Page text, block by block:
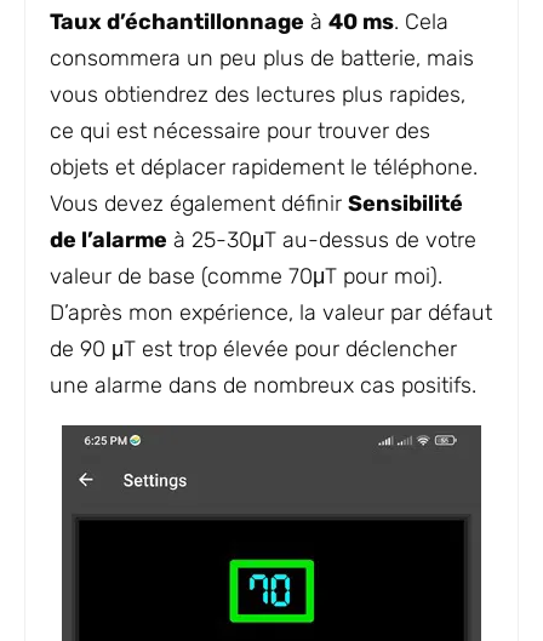
Taux d’échantillonnage à 40 ms. Cela
consommera un peu plus de batterie, mais
vous obtiendrez des lectures plus rapides,
ce qui est nécessaire pour trouver des
objets et déplacer rapidement le téléphone.
Vous devez également définir Sensibilité
de l’alarme à 25-30μT au-dessus de votre
valeur de base (comme 70μT pour moi).
D’après mon expérience, la valeur par défaut
de 90 μT est trop élevée pour déclencher
une alarme dans de nombreux cas positifs.